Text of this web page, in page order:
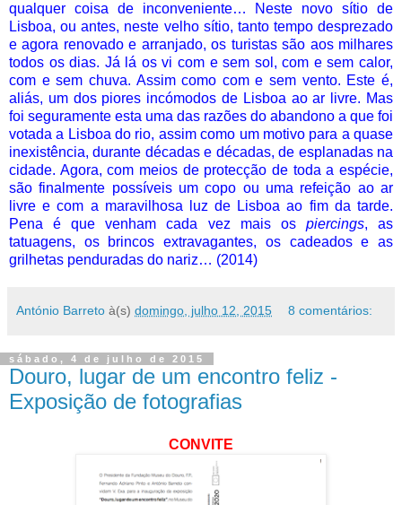
qualquer coisa de inconveniente… Neste novo sítio de
Lisboa, ou antes, neste velho sítio, tanto tempo desprezado
e agora renovado e arranjado, os turistas são aos milhares
todos os dias. Já lá os vi com e sem sol, com e sem calor,
com e sem chuva. Assim como com e sem vento. Este é,
aliás, um dos piores incómodos de Lisboa ao ar livre. Mas
foi seguramente esta uma das razões do abandono a que foi
votada a Lisboa do rio, assim como um motivo para a quase
inexistência, durante décadas e décadas, de esplanadas na
cidade. Agora, com meios de protecção de toda a espécie,
são finalmente possíveis um copo ou uma refeição ao ar
livre e com a maravilhosa luz de Lisboa ao fim da tarde.
Pena é que venham cada vez mais os piercings, as
tatuagens, os brincos extravagantes, os cadeados e as
grilhetas penduradas do nariz… (2014)
António Barreto à(s) domingo, julho 12, 2015 8 comentários:
sábado, 4 de julho de 2015
Douro, lugar de um encontro feliz -
Exposição de fotografias
CONVITE